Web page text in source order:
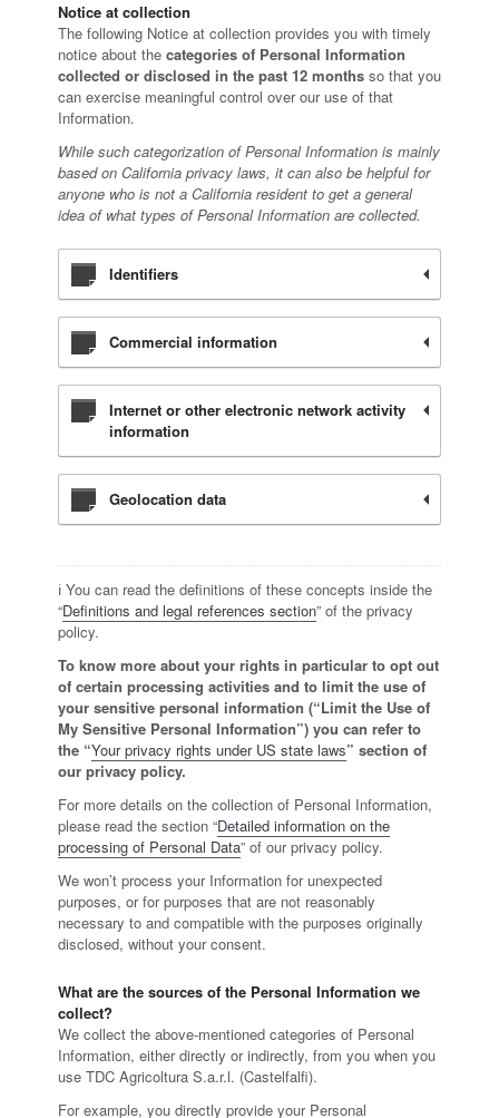
Notice at collection
The following Notice at collection provides you with timely
notice about the categories of Personal Information
collected or disclosed in the past 12 months so that you
can exercise meaningful control over our use of that
Information.
While such categorization of Personal Information is mainly
based on California privacy laws, it can also be helpful for
anyone who is not a California resident to get a general
idea of what types of Personal Information are collected.
Identifiers
Commercial information
Internet or other electronic network activity
information
Geolocation data
ℹ️ You can read the definitions of these concepts inside the
“Definitions and legal references section” of the privacy
policy.
To know more about your rights in particular to opt out
of certain processing activities and to limit the use of
your sensitive personal information (“Limit the Use of
My Sensitive Personal Information”) you can refer to
the “Your privacy rights under US state laws” section of
our privacy policy.
For more details on the collection of Personal Information,
please read the section “Detailed information on the
processing of Personal Data” of our privacy policy.
We won’t process your Information for unexpected
purposes, or for purposes that are not reasonably
necessary to and compatible with the purposes originally
disclosed, without your consent.
What are the sources of the Personal Information we
collect?
We collect the above-mentioned categories of Personal
Information, either directly or indirectly, from you when you
use TDC Agricoltura S.a.r.l. (Castelfalfi).
For example, you directly provide your Personal